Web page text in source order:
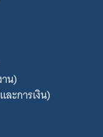
น)
ะการเงิน)